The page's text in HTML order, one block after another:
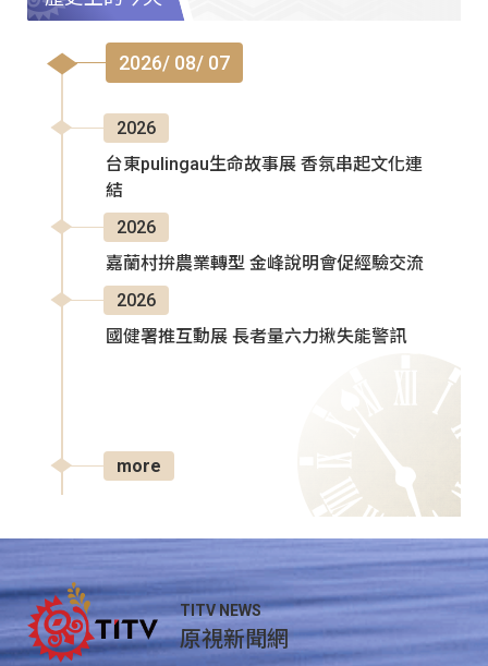
2026/ 08/ 07
2026
台東pulingau生命故事展 香氛串起文化連
結
2026
嘉蘭村拚農業轉型 金峰說明會促經驗交流
2026
國健署推互動展 長者量六力揪失能警訊
more
TITV NEWS
原視新聞網